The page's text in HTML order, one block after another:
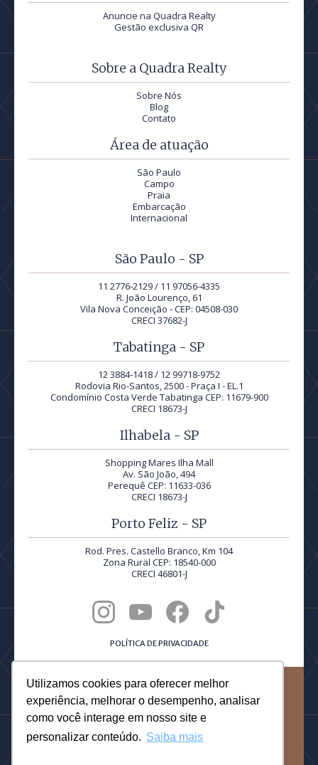
Utilizamos cookies para oferecer melhor
experiência, melhorar o desempenho, analisar
como você interage em nosso site e
personalizar conteúdo. Saiba mais
Anuncie na Quadra Realty
Gestão exclusiva QR
Sobre a Quadra Realty
Sobre Nós
Blog
Contato
Área de atuação
São Paulo
Campo
Praia
Embarcação
Internacional
São Paulo - SP
11 2776-2129 / 11 97056-4335
R. João Lourenço, 61
Vila Nova Conceição - CEP: 04508-030
CRECI 37682-J
Tabatinga - SP
12 3884-1418 / 12 99718-9752
Rodovia Rio-Santos, 2500 - Praça I - EL.1
Condomínio Costa Verde Tabatinga CEP: 11679-900
CRECI 18673-J
Ilhabela - SP
Shopping Mares Ilha Mall
Av. São João, 494
Perequê CEP: 11633-036
CRECI 18673-J
Porto Feliz - SP
Rod. Pres. Castello Branco, Km 104
Zona Rural CEP: 18540-000
CRECI 46801-J
POLÍTICA DE PRIVACIDADE
©2026 Quadra Realty® | Todos os direitos reservados.
DESIGNED BY DOTTORI